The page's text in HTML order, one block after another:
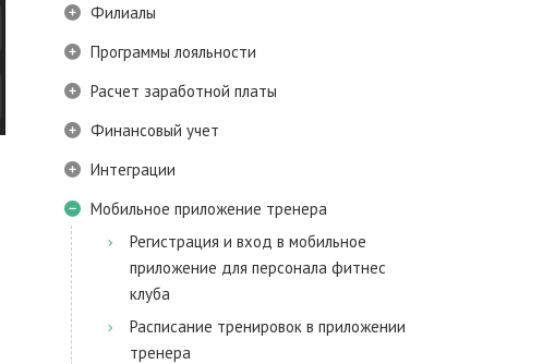
Филиалы
Программы лояльности
Расчет заработной платы
Финансовый учет
Интеграции
Мобильное приложение тренера
Регистрация и вход в мобильное
приложение для персонала фитнес
клуба
Расписание тренировок в приложении
тренера